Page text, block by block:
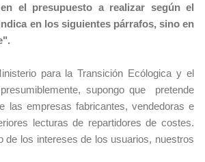
el presupuesto a realizar según el
en los siguientes párrafos, sino en
para la Transición Ecólogica y el
supongo que
pretende
las empresas fabricantes, vendedoras e
lecturas de repartidores de costes.
de los intereses de los usuarios, nuestros